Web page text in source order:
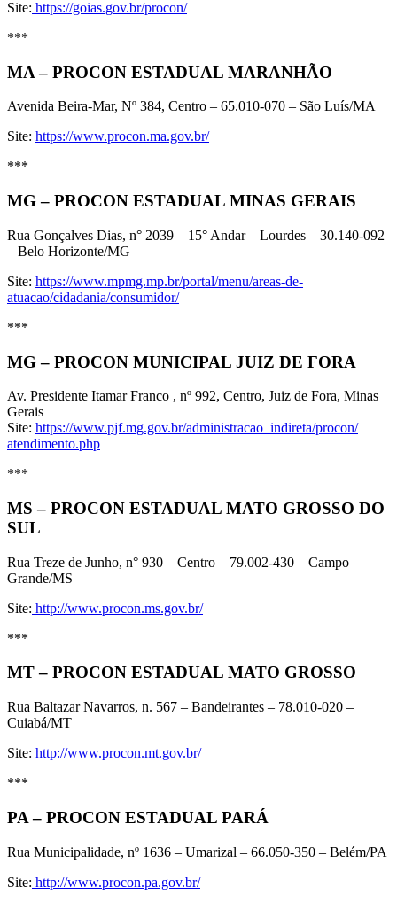
Site: https://goias.gov.br/procon/
***
MA – PROCON ESTADUAL MARANHÃO
Avenida Beira-Mar, Nº 384, Centro – 65.010-070 – São Luís/MA
Site: https://www.procon.ma.gov.br/
***
MG – PROCON ESTADUAL MINAS GERAIS
Rua Gonçalves Dias, n° 2039 – 15° Andar – Lourdes – 30.140-092
– Belo Horizonte/MG
Site: https://www.mpmg.mp.br/portal/menu/areas-de-
atuacao/cidadania/consumidor/
***
MG – PROCON MUNICIPAL JUIZ DE FORA
Av. Presidente Itamar Franco , nº 992, Centro, Juiz de Fora, Minas
Gerais
Site: https://www.pjf.mg.gov.br/administracao_indireta/procon/
atendimento.php
***
MS – PROCON ESTADUAL MATO GROSSO DO
SUL
Rua Treze de Junho, n° 930 – Centro – 79.002-430 – Campo
Grande/MS
Site: http://www.procon.ms.gov.br/
***
MT – PROCON ESTADUAL MATO GROSSO
Rua Baltazar Navarros, n. 567 – Bandeirantes – 78.010-020 –
Cuiabá/MT
Site: http://www.procon.mt.gov.br/
***
PA – PROCON ESTADUAL PARÁ
Rua Municipalidade, nº 1636 – Umarizal – 66.050-350 – Belém/PA
Site: http://www.procon.pa.gov.br/